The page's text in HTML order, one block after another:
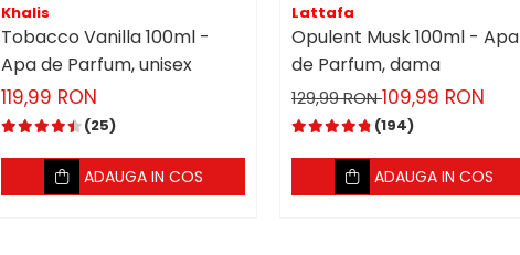
Khalis
Tobacco Vanilla 100ml -
Apa de Parfum, unisex
119,99 RON
(25)
ADAUGA IN COS
Lattafa
Opulent Musk 100ml - Apa
de Parfum, dama
129,99 RON109,99 RON
(194)
ADAUGA IN COS